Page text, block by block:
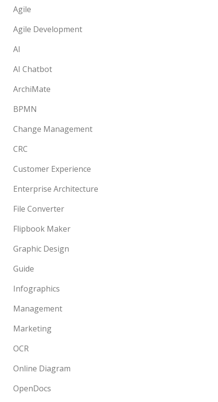
Agile
Agile Development
AI
AI Chatbot
ArchiMate
BPMN
Change Management
CRC
Customer Experience
Enterprise Architecture
File Converter
Flipbook Maker
Graphic Design
Guide
Infographics
Management
Marketing
OCR
Online Diagram
OpenDocs